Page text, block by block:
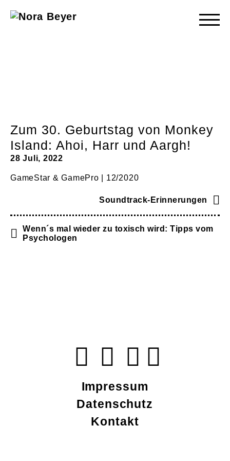
Zum 30. Geburtstag von Monkey
Island: Ahoi, Harr und Aargh!
28 Juli, 2022
GameStar & GamePro | 12/2020
Soundtrack-Erinnerungen
Wenn´s mal wieder zu toxisch wird: Tipps vom
Psychologen
Impressum
Datenschutz
Kontakt